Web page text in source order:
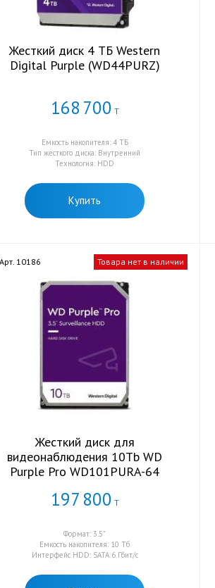
Жесткий диск 4 ТБ Western
Digital Purple (WD44PURZ)
168 700 Т
Емкость накопителя: 4 ТБ
Тип жесткого диска: Внутренний
Технология: HDD
Купить
Арт. 10186 Товара нет в наличии
Жесткий диск для
видеонаблюдения 10Tb WD
Purple Pro WD101PURA-64
197 800 Т
Формат: 3.5"
Емкость накопителя: 10 Тб
Интерфейс HDD: SATA 6 Гбит/с